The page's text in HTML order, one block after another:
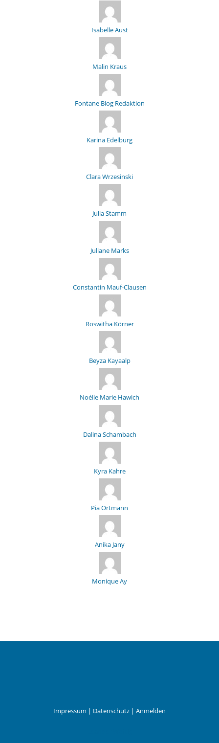
Isabelle Aust
Malin Kraus
Fontane Blog Redaktion
Karina Edelburg
Clara Wrzesinski
Julia Stamm
Juliane Marks
Constantin Mauf-Clausen
Roswitha Körner
Beyza Kayaalp
Noélle Marie Hawich
Dalina Schambach
Kyra Kahre
Pia Ortmann
Anika Jany
Monique Ay
Impressum | Datenschutz | Anmelden